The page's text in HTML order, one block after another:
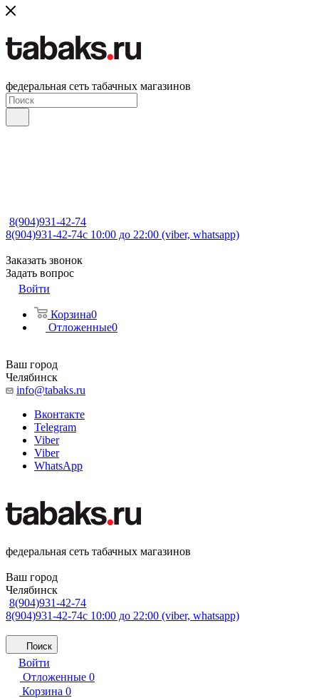
федеральная сеть табачных магазинов
8(904)931-42-74
8(904)931-42-74с 10:00 до 22:00 (viber, whatsapp)
Заказать звонок
Задать вопрос
Войти
Корзина0
Отложенные0
Ваш город
Челябинск
info@tabaks.ru
Вконтакте
Telegram
Viber
Viber
WhatsApp
федеральная сеть табачных магазинов
Ваш город
Челябинск
8(904)931-42-74
8(904)931-42-74с 10:00 до 22:00 (viber, whatsapp)
Поиск
Войти
Отложенные 0
Корзина 0